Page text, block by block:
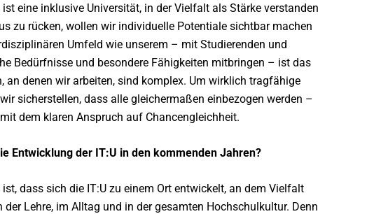
ist eine inklusive Universität, in der Vielfalt als Stärke verstanden
zu rücken, wollen wir individuelle Potentiale sichtbar machen
Umfeld wie unserem – mit Studierenden und
Bedürfnisse und besondere Fähigkeiten mitbringen – ist das
an denen wir arbeiten, sind komplex. Um wirklich tragfähige
sicherstellen, dass alle gleichermaßen einbezogen werden –
dem klaren Anspruch auf Chancengleichheit.
Entwicklung der IT:U in den kommenden Jahren?
dass sich die IT:U zu einem Ort entwickelt, an dem Vielfalt
Lehre, im Alltag und in der gesamten Hochschulkultur. Denn